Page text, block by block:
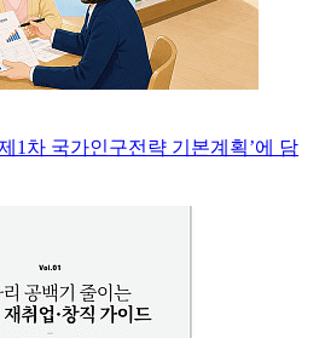
1차 국가인구전략 기본계획’에 담